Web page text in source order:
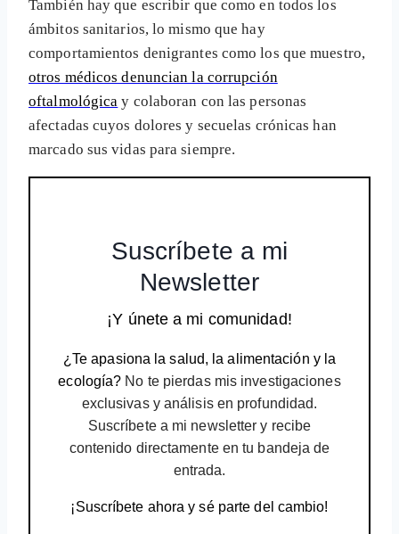
También hay que escribir que como en todos los
ámbitos sanitarios, lo mismo que hay
comportamientos denigrantes como los que muestro,
otros médicos denuncian la corrupción
oftalmológica y colaboran con las personas
afectadas cuyos dolores y secuelas crónicas han
marcado sus vidas para siempre.
Suscríbete a mi
Newsletter
¡Y únete a mi comunidad!
¿Te apasiona la salud, la alimentación y la
ecología? No te pierdas mis investigaciones
exclusivas y análisis en profundidad.
Suscríbete a mi newsletter y recibe
contenido directamente en tu bandeja de
entrada.
¡Suscríbete ahora y sé parte del cambio!